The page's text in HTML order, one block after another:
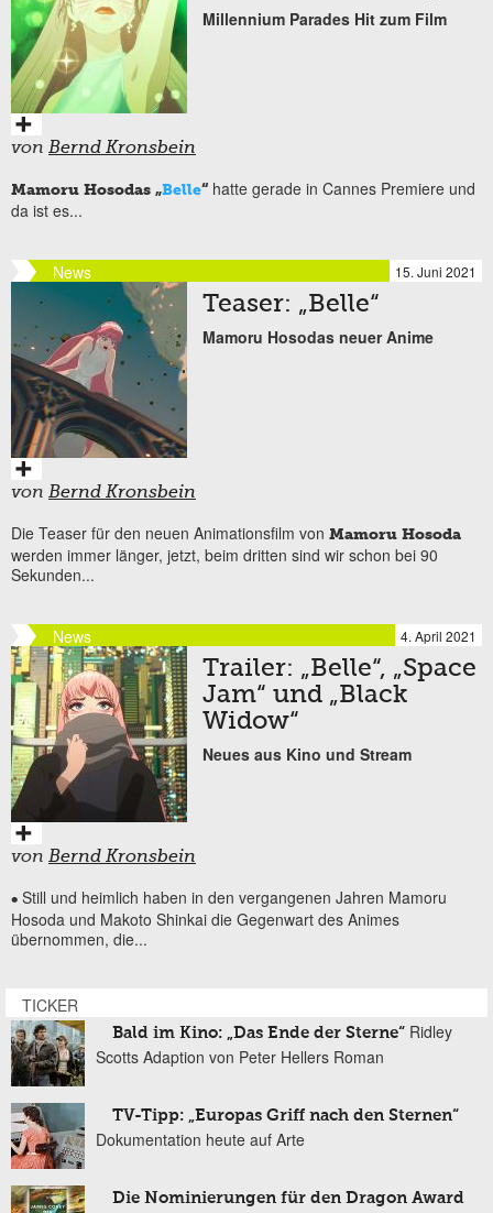
Millennium Parades Hit zum Film
von Bernd Kronsbein
Mamoru Hosodas „Belle“ hatte gerade in Cannes Premiere und
da ist es...
News 15. Juni 2021
Teaser: „Belle“
Mamoru Hosodas neuer Anime
von Bernd Kronsbein
Die Teaser für den neuen Animationsfilm von Mamoru Hosoda
werden immer länger, jetzt, beim dritten sind wir schon bei 90
Sekunden...
News 4. April 2021
Trailer: „Belle“, „Space
Jam“ und „Black
Widow“
Neues aus Kino und Stream
von Bernd Kronsbein
• Still und heimlich haben in den vergangenen Jahren Mamoru
Hosoda und Makoto Shinkai die Gegenwart des Animes
übernommen, die...
TICKER
Bald im Kino: „Das Ende der Sterne“ Ridley
Scotts Adaption von Peter Hellers Roman
TV-Tipp: „Europas Griff nach den Sternen“
Dokumentation heute auf Arte
Die Nominierungen für den Dragon Award